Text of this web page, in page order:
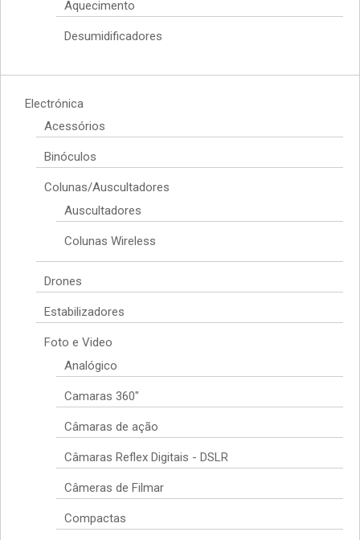
Aquecimento
Desumidificadores
Electrónica
Acessórios
Binóculos
Colunas/Auscultadores
Auscultadores
Colunas Wireless
Drones
Estabilizadores
Foto e Video
Analógico
Camaras 360"
Câmaras de ação
Câmaras Reflex Digitais - DSLR
Câmeras de Filmar
Compactas